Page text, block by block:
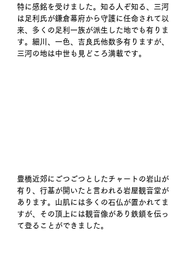
特に感銘を受けました。知る人ぞ知る、三河
は足利氏が鎌倉幕府から守護に任命されて以
来、多くの足利一族が派生した地でも有りま
す。細川、一色、吉良氏他数多有りますが、
三河の地は中世も見どころ満載です。
豊橋近郊にごつごつとしたチャートの岩山が
有り、行基が開いたと言われる岩屋観音堂が
あります。山肌には多くの石仏が置かれてま
すが、その頂上には観音像があり鉄鎖を伝っ
て登ることができました。